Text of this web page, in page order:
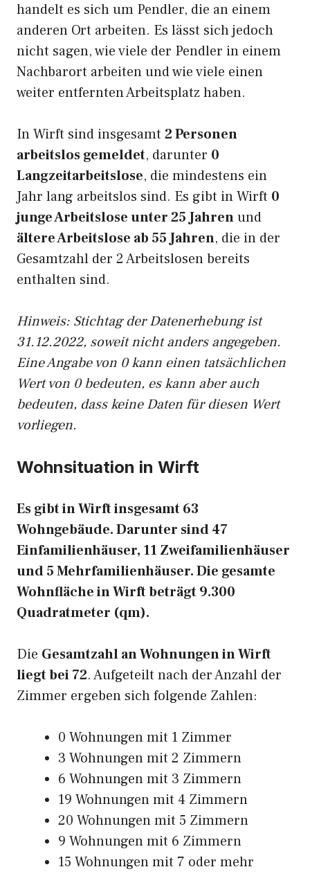
handelt es sich um Pendler, die an einem
anderen Ort arbeiten. Es lässt sich jedoch
nicht sagen, wie viele der Pendler in einem
Nachbarort arbeiten und wie viele einen
weiter entfernten Arbeitsplatz haben.
In Wirft sind insgesamt 2 Personen
arbeitslos gemeldet, darunter 0
Langzeitarbeitslose, die mindestens ein
Jahr lang arbeitslos sind. Es gibt in Wirft 0
junge Arbeitslose unter 25 Jahrenund
ältere Arbeitslose ab 55 Jahren, die in der
Gesamtzahl der 2 Arbeitslosen bereits
enthalten sind.
Hinweis: Stichtag der Datenerhebung ist
31.12.2022, soweit nicht anders angegeben.
Eine Angabe von 0 kann einen tatsächlichen
Wert von 0 bedeuten, es kann aber auch
bedeuten, dass keine Daten für diesen Wert
vorliegen.
Wohnsituation in Wirft
Es gibt in Wirft insgesamt 63
Wohngebäude. Darunter sind 47
Einfamilienhäuser, 11 Zweifamilienhäuser
und 5 Mehrfamilienhäuser. Die gesamte
Wohnfläche in Wirft beträgt 9.300
Quadratmeter (qm).
Die Gesamtzahl an Wohnungen in Wirft
liegt bei 72. Aufgeteilt nach der Anzahl der
Zimmer ergeben sich folgende Zahlen:
0 Wohnungen mit 1 Zimmer
3 Wohnungen mit 2 Zimmern
6 Wohnungen mit 3 Zimmern
19 Wohnungen mit 4 Zimmern
20 Wohnungen mit 5 Zimmern
9 Wohnungen mit 6 Zimmern
15 Wohnungen mit 7 oder mehr